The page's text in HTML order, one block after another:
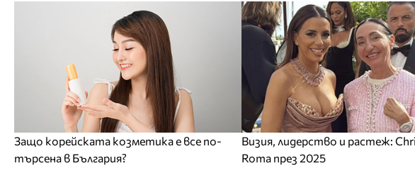
Защо корейската козметика е все по-
търсена в България?
Визия, лидерство и растеж:
Roma през 2025